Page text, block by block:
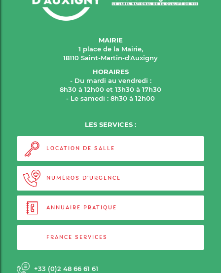
MAIRIE
1 place de la Mairie,
18110 Saint-Martin-d'Auxigny
HORAIRES
- Du mardi au vendredi :
8h30 à 12h00 et 13h30 à 17h30
- Le samedi : 8h30 à 12h00
LES SERVICES :
LOCATION DE SALLE
NUMÉROS D'URGENCE
ANNUAIRE PRATIQUE
FRANCE SERVICES
+33 (0)2 48 66 61 61